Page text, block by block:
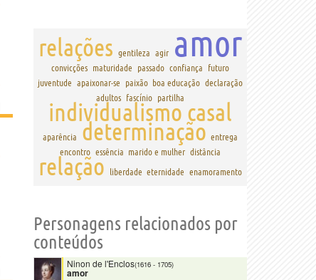
relações gentileza agir amor
convicções maturidade passado confiança
futuro
juventude apaixonar-se paixão boa educação declaração
adultos fascínio partilha
individualismo casal
aparência determinação entrega
encontro essência marido e mulher distância
relação liberdade eternidade enamoramento
Personagens relacionados por
conteúdos
Ninon de l'Enclos(1616 - 1705)
amor